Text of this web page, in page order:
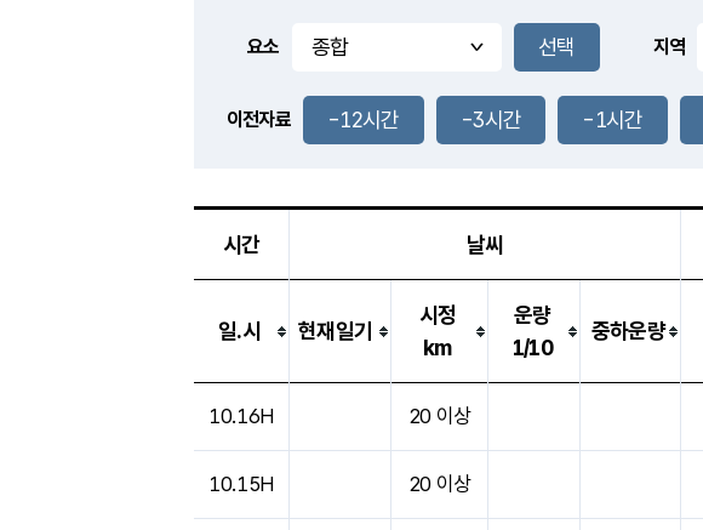
풍도
1.5m/s
-
요소 지역
이전자료 -12시간 -3시간 -1시간
시간 날씨
일.시 현재일기
시정
km
운량
1/10
중하운량
10.16H 20 이상
10.15H 20 이상